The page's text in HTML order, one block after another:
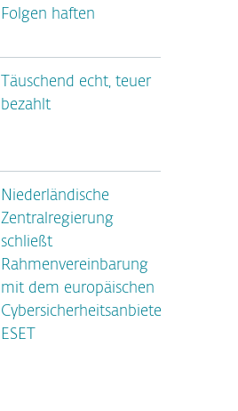
Folgen haften
Täuschend echt, teuer
bezahlt
Niederländische
Zentralregierung
schließt
Rahmenvereinbarung
mit dem europäischen
Cybersicherheitsanbieter
ESET